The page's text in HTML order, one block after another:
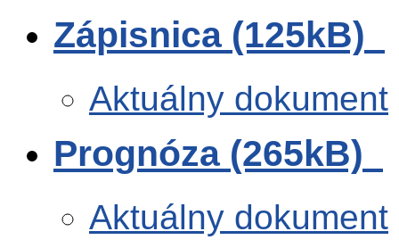
Zápisnica (125kB)
Aktuálny dokument
Prognóza (265kB)
Aktuálny dokument